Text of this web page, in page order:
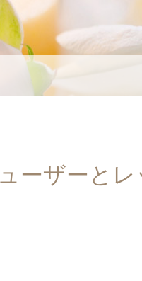
ーザーとレ